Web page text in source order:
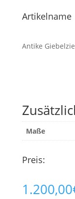
Artikelname
Antike
Maße
Preis:
1.200,00